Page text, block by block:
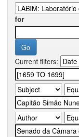
for
Current filters: